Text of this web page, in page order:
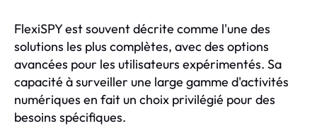
FlexiSPY est souvent décrite comme l'une des
solutions les plus complètes, avec des options
avancées pour les utilisateurs expérimentés. Sa
capacité à surveiller une large gamme d'activités
numériques en fait un choix privilégié pour des
besoins spécifiques.